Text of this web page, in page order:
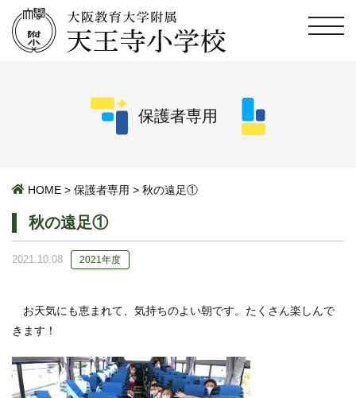
保護者専用
HOME > 保護者専用 > 秋の遠足①
秋の遠足①
2021.10.08 2021年度
お天気にも恵まれて、気持ちのよい朝です。たくさん楽しんで
きます！